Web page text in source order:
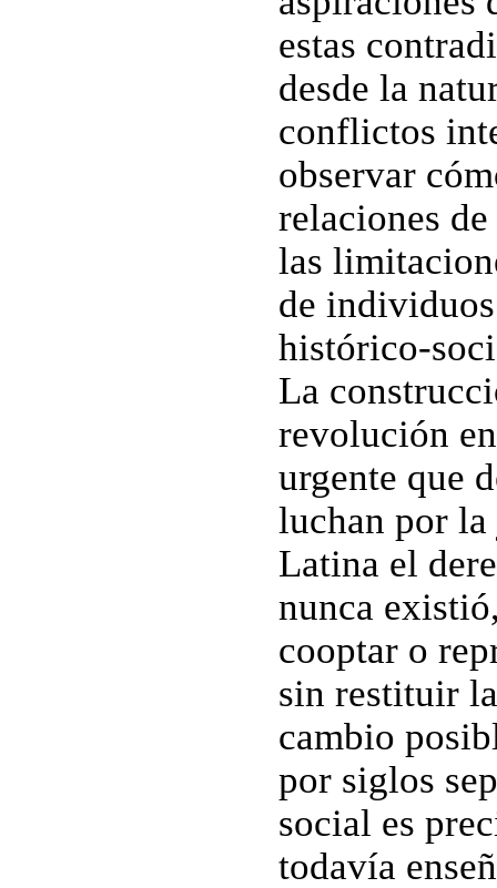
estas
desde la
conflictos
observar
relaciones
las
de
histórico-
La
revolución
urgente que
luchan por
Latina el
nunca
cooptar o
sin restituir
cambio
por siglos
social es
todavía